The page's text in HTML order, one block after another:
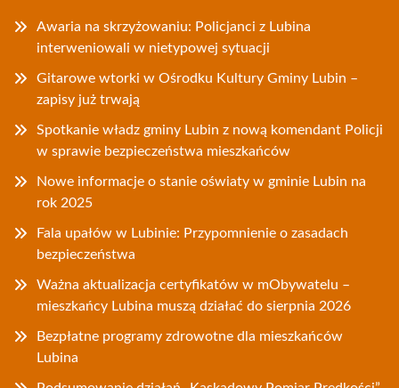
Awaria na skrzyżowaniu: Policjanci z Lubina
interweniowali w nietypowej sytuacji
Gitarowe wtorki w Ośrodku Kultury Gminy Lubin –
zapisy już trwają
Spotkanie władz gminy Lubin z nową komendant Policji
w sprawie bezpieczeństwa mieszkańców
Nowe informacje o stanie oświaty w gminie Lubin na
rok 2025
Fala upałów w Lubinie: Przypomnienie o zasadach
bezpieczeństwa
Ważna aktualizacja certyfikatów w mObywatelu –
mieszkańcy Lubina muszą działać do sierpnia 2026
Bezpłatne programy zdrowotne dla mieszkańców
Lubina